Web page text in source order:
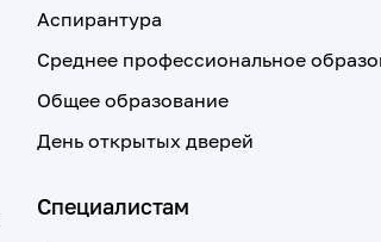
Аспирантура
Среднее профессиональное
Общее образование
День открытых дверей
Специалистам